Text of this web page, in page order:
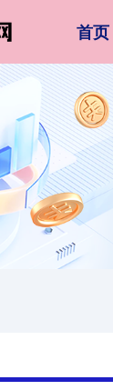
首页